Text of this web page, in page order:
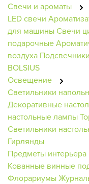
Свечи и ароматы
LED свечи
для машиныСвечи
подарочные
воздуха
BOLSIUS
Освещение
Светильники
Декоративные
настольные лампы
Светильники
Гирлянды
Предметы интерьера
Кованные винные
Флорариумы